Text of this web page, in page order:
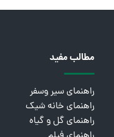
مطالب مفید
راهنمای سیر وسفر
راهنمای خانه شیک
راهنمای گل و گیاه